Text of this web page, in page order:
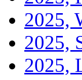
2025,
2025,
2025,